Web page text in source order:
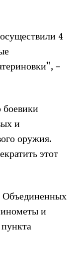
4
–
боевики
и
оружия.
этот
Объединенных
и